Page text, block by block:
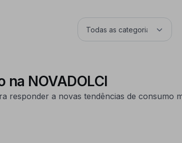
NOVADOLCI
responder a novas tendências de consumo